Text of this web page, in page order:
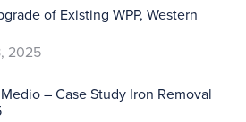
of Existing WPP, Western
2025
– Case Study Iron Removal